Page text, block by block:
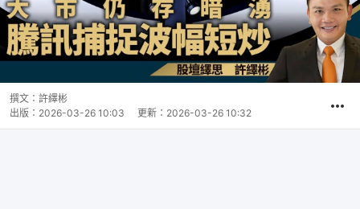
撰文： 許繹彬
出版： 2026-03-26 10:03 更新： 2026-03-26 10:32